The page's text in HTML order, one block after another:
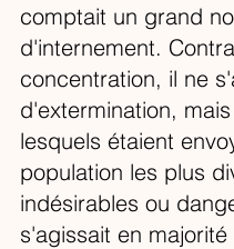
comptait un grand
d'internement.
concentration, il ne
d'extermination,
lesquels étaient
population les plus
indésirables ou
s'agissait en